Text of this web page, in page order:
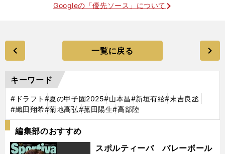
Googleの「優先ソース」について
一覧に戻る
キーワード
#ドラフト #夏の甲子園2025#山本昌#新垣有絃#末吉良丞
#織田翔希#菊地高弘#菰田陽生#高部陸
編集部のおすすめ
スポルティーバ バレーボール